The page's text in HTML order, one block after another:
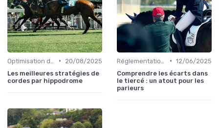
•
20/08/2025
Les meilleures stratégies de
cordes par hippodrome
• 12/06/2025
Comprendre les écarts dans
le tiercé : un atout pour les
parieurs